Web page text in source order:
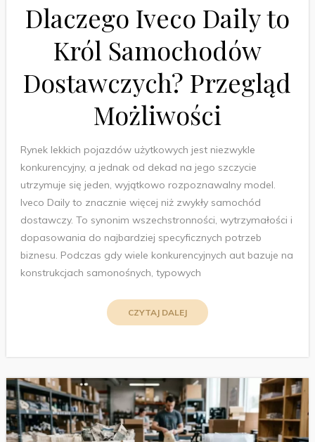
Dlaczego Iveco Daily to
Król Samochodów
Dostawczych? Przegląd
Możliwości
Rynek lekkich pojazdów użytkowych jest niezwykle
konkurencyjny, a jednak od dekad na jego szczycie
utrzymuje się jeden, wyjątkowo rozpoznawalny model.
Iveco Daily to znacznie więcej niż zwykły samochód
dostawczy. To synonim wszechstronności, wytrzymałości i
dopasowania do najbardziej specyficznych potrzeb
biznesu. Podczas gdy wiele konkurencyjnych aut bazuje na
konstrukcjach samonośnych, typowych
CZYTAJ DALEJ